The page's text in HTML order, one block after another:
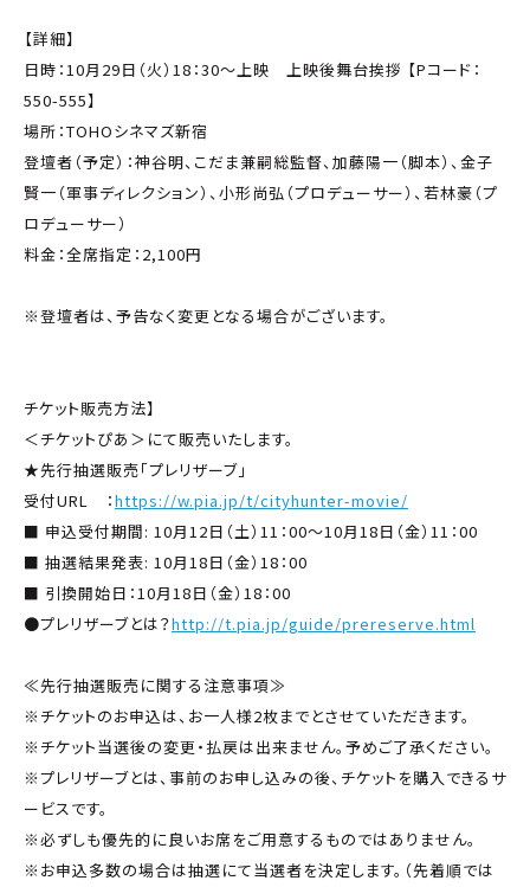
【詳細】
日時：10月29日（火）18：30～上映 上映後舞台挨拶 【Pコード：
550-555】
場所：TOHOシネマズ新宿
登壇者（予定）：神谷明、こだま兼嗣総監督、加藤陽一（脚本）、金子
賢一（軍事ディレクション）、小形尚弘（プロデューサー）、若林豪（プ
ロデューサー）
料金：全席指定：2,100円
※登壇者は、予告なく変更となる場合がございます。
チケット販売方法】
＜チケットぴあ＞にて販売いたします。
★先行抽選販売「プレリザーブ」
受付URL ：https://w.pia.jp/t/cityhunter-movie/
■ 申込受付期間: 10月12日（土）11：00～10月18日（金）11：00
■ 抽選結果発表: 10月18日（金）18：00
■ 引換開始日：10月18日（金）18：00
●プレリザーブとは？http://t.pia.jp/guide/prereserve.html
≪先行抽選販売に関する注意事項≫
※チケットのお申込は、お一人様2枚までとさせていただきます。
※チケット当選後の変更・払戻は出来ません。予めご了承ください。
※プレリザーブとは、事前のお申し込みの後、チケットを購入できるサ
ービスです。
※必ずしも優先的に良いお席をご用意するものではありません。
※お申込多数の場合は抽選にて当選者を決定します。（先着順では